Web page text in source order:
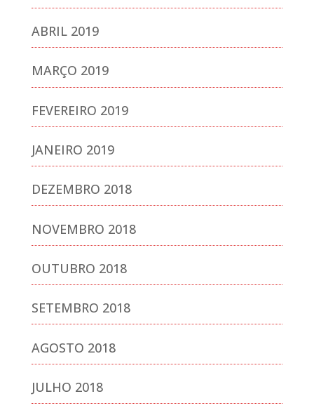
ABRIL 2019
MARÇO 2019
FEVEREIRO 2019
JANEIRO 2019
DEZEMBRO 2018
NOVEMBRO 2018
OUTUBRO 2018
SETEMBRO 2018
AGOSTO 2018
JULHO 2018